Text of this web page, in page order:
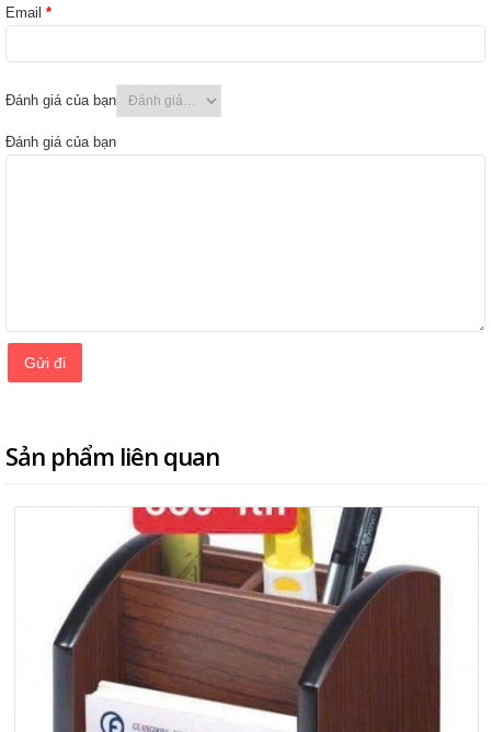
Email *
Đánh giá của bạn
Đánh giá của bạn
Sản phẩm liên quan